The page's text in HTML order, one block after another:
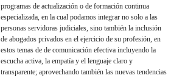
programas de actualización o de formación continua
especializada, en la cual podamos integrar no solo a las
personas servidoras judiciales, sino también la inclusión
de abogados privados en el ejercicio de su profesión, en
estos temas de de comunicación efectiva incluyendo la
escucha activa, la empatía y el lenguaje claro y
transparente; aprovechando también las nuevas tendencias